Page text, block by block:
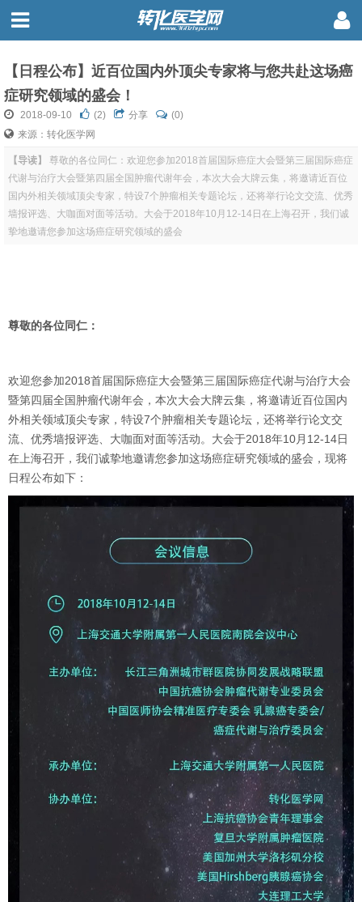
【日程公布】近百位国内外顶尖专家将与您共赴这场癌
症研究领域的盛会！
2018-09-10 (2) 分享
(0)
来源：转化医学网
【导读】
尊敬的各位同仁：欢迎您参加2018首届国际癌症大会暨第三届国际癌症
代谢与治疗大会暨第四届全国肿瘤代谢年会，本次大会大牌云集，将邀请近百位
国内外相关领域顶尖专家，特设7个肿瘤相关专题论坛，还将举行论文交流、优秀
墙报评选、大咖面对面等活动。大会于2018年10月12-14日在上海召开，我们诚
挚地邀请您参加这场癌症研究领域的盛会
尊敬的各位同仁：
欢迎您参加2018首届国际癌症大会暨第三届国际癌症代谢与治疗大会
暨第四届全国肿瘤代谢年会，本次大会大牌云集，将邀请近百位国内
外相关领域顶尖专家，特设7个肿瘤相关专题论坛，还将举行论文交
流、优秀墙报评选、大咖面对面等活动。大会于2018年10月12-14日
在上海召开，我们诚挚地邀请您参加这场癌症研究领域的盛会，现将
日程公布如下：